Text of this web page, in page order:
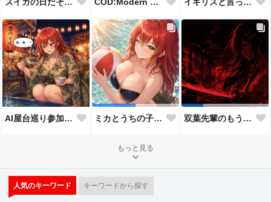
スイカの日だそうなので、仲の良い先輩後輩でスイカ割り（意味深） COD:Modern Warfare 3 "Goalpost" イギリスと言ったらこれだよな
AI屋台巡り参加作品 ミカとうちの子8人目 双葉先輩のもう一つの顔３
もっと見る
人気のキーワード キーワードから探す